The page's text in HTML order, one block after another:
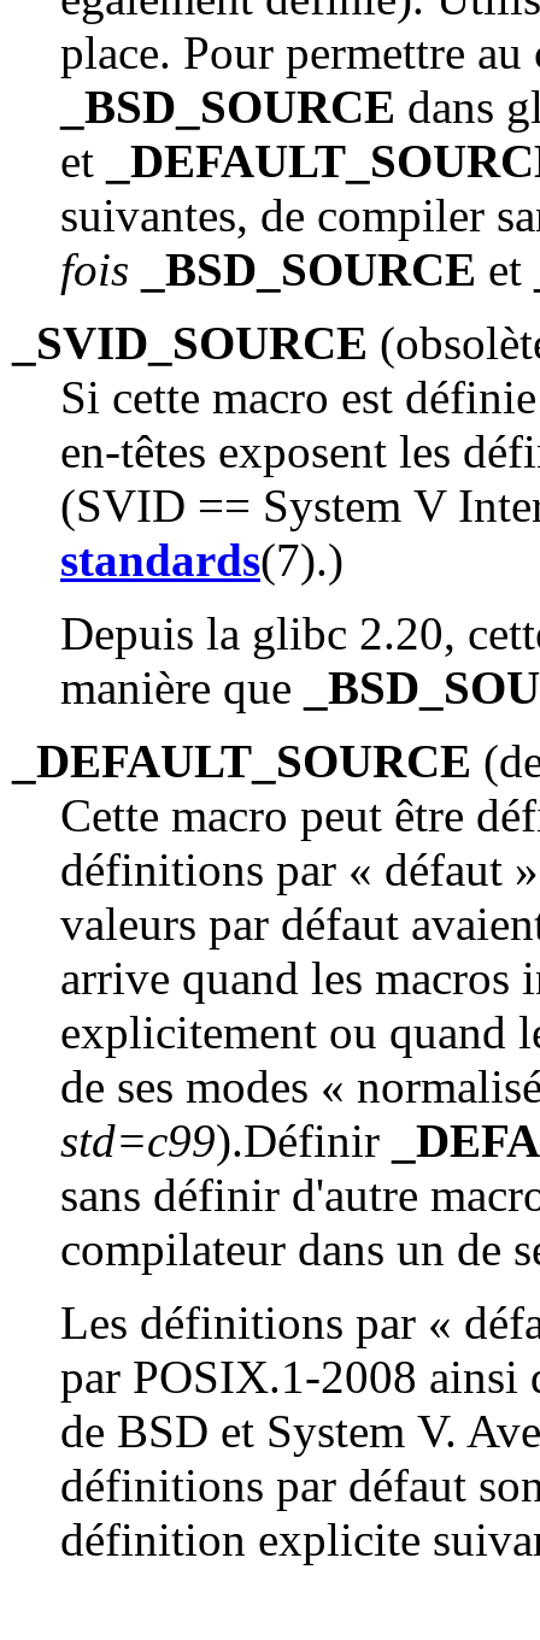
place. Pour permettre au
_BSD_SOURCE dans
et
suivantes, de compiler
fois
_BSD_SOURCE et
_SVID_SOURCE
Si cette macro est
en-têtes exposent les
(SVID == System V
standards(7).)
Depuis la glibc 2.20,
manière que
_DEFAULT_SOURCE
Cette macro peut être
définitions par « défaut
valeurs par défaut
arrive quand les
explicitement ou quand
de ses modes «
std=c99).Définir
sans définir d'autre
compilateur dans un de
Les définitions par «
par POSIX.1-2008 ainsi
de BSD et System V.
définitions par défaut
définition explicite